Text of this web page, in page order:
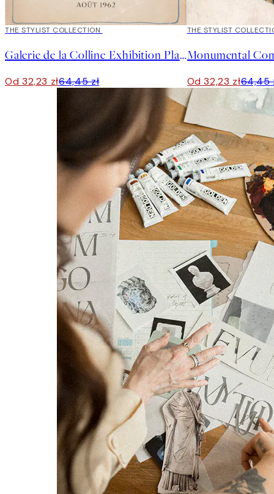
50%*
THE STYLIST COLLECTION
Galerie de la Colline Exhibition Plakat
Od 32,23 zł64,45 zł
50%*
THE STYLIST
Monumental
Od 32,23 zł64,45